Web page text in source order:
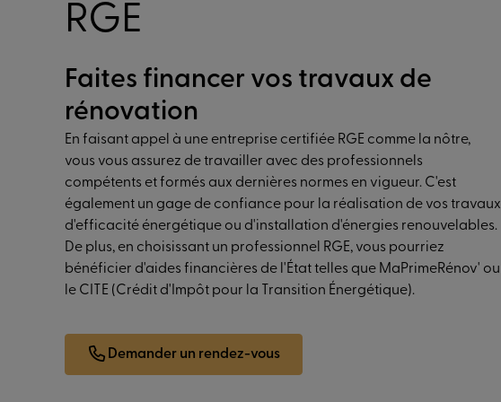
RGE
Faites financer vos travaux de
rénovation
En faisant appel à une entreprise certifiée RGE comme la nôtre,
vous vous assurez de travailler avec des professionnels
compétents et formés aux dernières normes en vigueur. C'est
également un gage de confiance pour la réalisation de vos travaux
d'efficacité énergétique ou d'installation d'énergies renouvelables.
De plus, en choisissant un professionnel RGE, vous pourriez
bénéficier d'aides financières de l'État telles que MaPrimeRénov' ou
le CITE (Crédit d'Impôt pour la Transition Énergétique).
Demander un rendez-vous